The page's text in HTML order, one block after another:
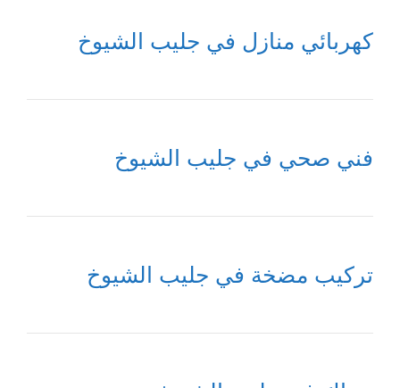
كهربائي منازل في جليب الشيوخ
فني صحي في جليب الشيوخ
تركيب مضخة في جليب الشيوخ